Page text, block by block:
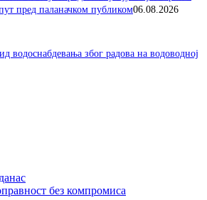
пред паланачком публиком06.08.2026
водоснабдевања због радова на водоводној
без компромиса